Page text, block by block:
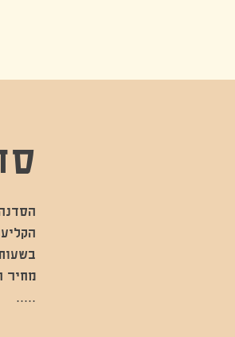
.....